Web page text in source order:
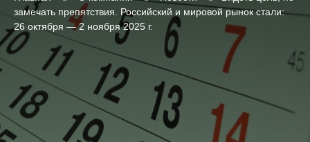
замечать препятствия. Российский и мировой рынок стали:
26 октября — 2 ноября 2025 г.